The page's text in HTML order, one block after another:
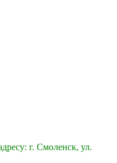
г. Смоленск, ул.